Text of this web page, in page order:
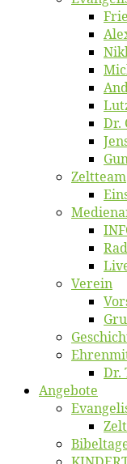
Dr.
Zelt­team
Ver­ein
Dr.
An­ge­bo­te